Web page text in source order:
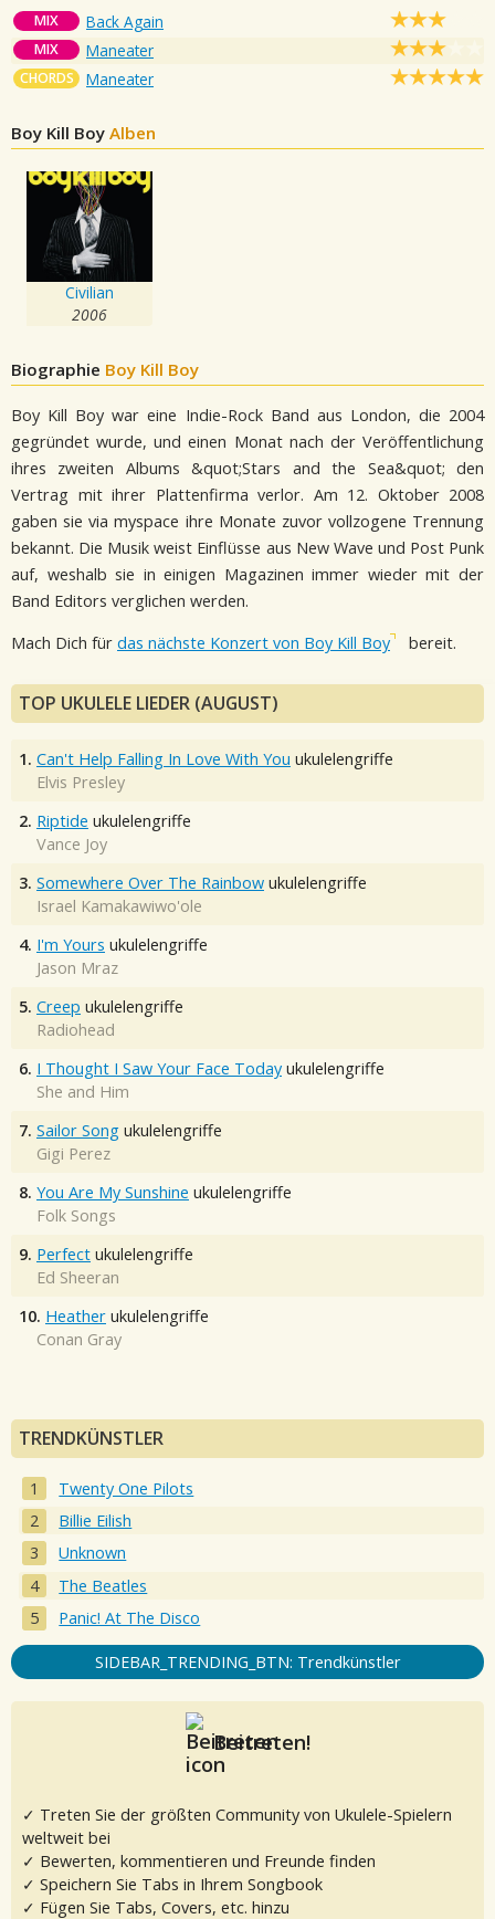
MIX Back Again
MIX Maneater
CHORDS Maneater
Boy Kill Boy Alben
Civilian
2006
Biographie Boy Kill Boy
Boy Kill Boy war eine Indie-Rock Band aus London, die 2004
gegründet wurde, und einen Monat nach der Veröffentlichung
ihres zweiten Albums &quot;Stars and the Sea&quot; den
Vertrag mit ihrer Plattenfirma verlor. Am 12. Oktober 2008
gaben sie via myspace ihre Monate zuvor vollzogene Trennung
bekannt. Die Musik weist Einflüsse aus New Wave und Post Punk
auf, weshalb sie in einigen Magazinen immer wieder mit der
Band Editors verglichen werden.
Mach Dich für das nächste Konzert von Boy Kill Boy bereit.
TOP UKULELE LIEDER (AUGUST)
1. Can't Help Falling In Love With You ukulelengriffe
Elvis Presley
2. Riptide ukulelengriffe
Vance Joy
3. Somewhere Over The Rainbow ukulelengriffe
Israel Kamakawiwo'ole
4. I'm Yours ukulelengriffe
Jason Mraz
5. Creep ukulelengriffe
Radiohead
6. I Thought I Saw Your Face Today ukulelengriffe
She and Him
7. Sailor Song ukulelengriffe
Gigi Perez
8. You Are My Sunshine ukulelengriffe
Folk Songs
9. Perfect ukulelengriffe
Ed Sheeran
10. Heather ukulelengriffe
Conan Gray
TRENDKÜNSTLER
Twenty One Pilots
Billie Eilish
Unknown
The Beatles
Panic! At The Disco
SIDEBAR_TRENDING_BTN: Trendkünstler
Beitreten!
✓ Treten Sie der größten Community von Ukulele-Spielern
weltweit bei
✓ Bewerten, kommentieren und Freunde finden
✓ Speichern Sie Tabs in Ihrem Songbook
✓ Fügen Sie Tabs, Covers, etc. hinzu